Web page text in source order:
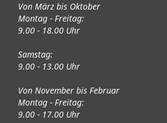
Von März bis Oktober
Montag - Freitag:
9.00 - 18.00 Uhr
Samstag:
9.00 - 13.00 Uhr
Von November bis Februar
Montag - Freitag:
9.00 - 17.00 Uhr